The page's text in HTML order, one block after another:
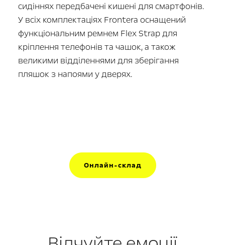
сидіннях передбачені кишені для смартфонів.
У всіх комплектаціях Frontera оснащений
функціональним ремнем Flex Strap для
кріплення телефонів та чашок, а також
великими відділеннями для зберігання
пляшок з напоями у дверях.
Онлайн-склад